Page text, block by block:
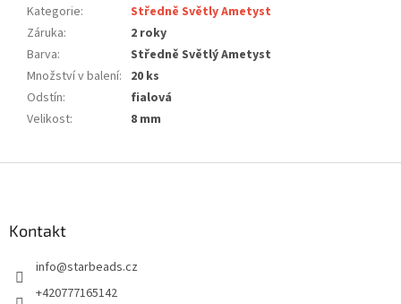
Kategorie:
Středně Světly Ametyst
Záruka:
2 roky
Barva:
Středně Světlý Ametyst
Množství v balení: 20 ks
Odstín:
fialová
Velikost: 8 mm
Kontakt
info@starbeads.cz
+420777165142